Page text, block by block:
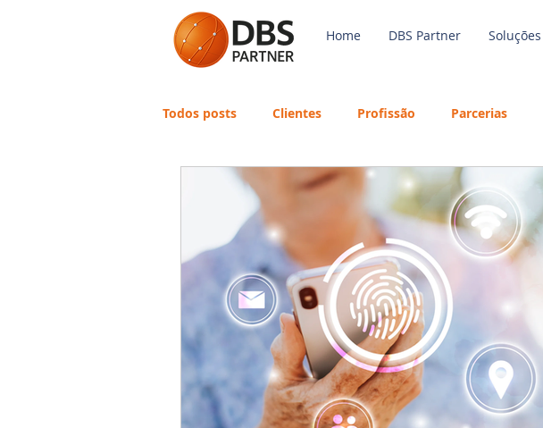
Home DBS Partner Soluções
Todos posts Clientes Profissão Parcerias
Payroll FGTS Mercado de Trabalho
Avaliação de Desempenho Inteligência Artificial
eSocial Recursos Humanos Treinamento
Português Big Data DBS Partner Férias